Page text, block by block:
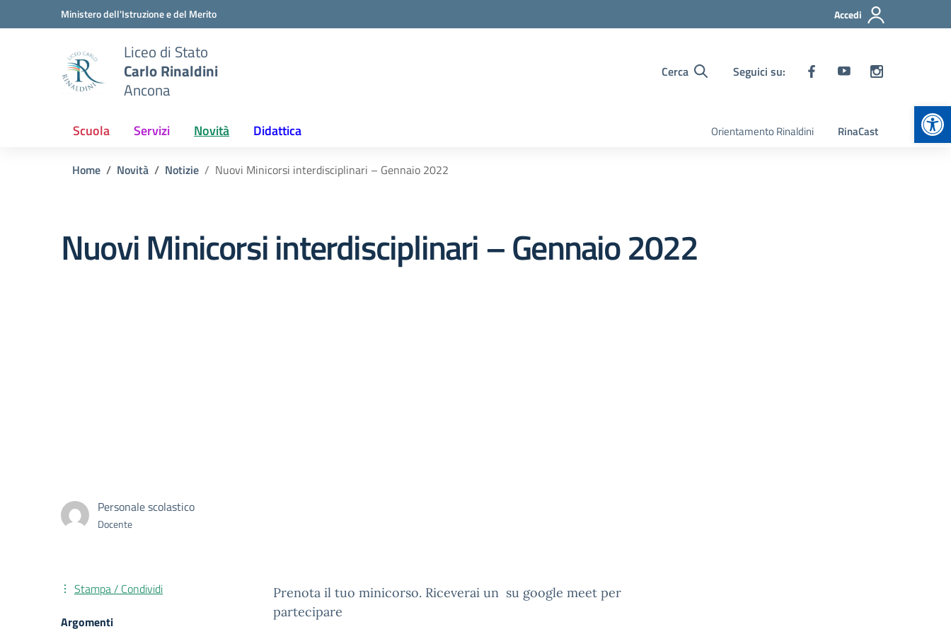
Vai ai contenuti
Vai al menu di navigazioneMinistero dell'Istruzione e del Merito Accedi
Liceo di Stato
Carlo Rinaldini
Ancona
Cerca Seguici su:
Scuola Servizi Novità Didattica Orientamento Rinaldini RinaCast
Home Novità Notizie Nuovi Minicorsi interdisciplinari – Gennaio 2022
Nuovi Minicorsi interdisciplinari – Gennaio 2022
Personale scolastico
Docente
Prenota il tuo minicorso. Riceverai un su google meet per
partecipare
Stampa / Condividi
Argomenti